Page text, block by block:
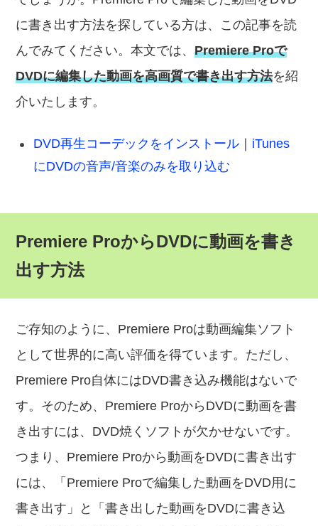
に書き出す方法を探している方は、この記事を読
んでみてください。本文では、Premiere Proで
DVDに編集した動画を高画質で書き出す方法を紹
介いたします。
DVD再生コーデックをインストール
iTunes
にDVDの音声/音楽のみを取り込む
Premiere ProからDVDに動画を書き
出す方法
ご存知のように、Premiere Proは動画編集ソフト
として世界的に高い評価を得ています。ただし、
Premiere Pro自体にはDVD書き込み機能はないで
す。そのため、Premiere ProからDVDに動画を書
き出すには、DVD焼くソフトが欠かせないです。
つまり、Premiere Proから動画をDVDに書き出す
には、「Premiere Proで編集した動画をDVD用に
書き出す」と「書き出した動画をDVDに書き込